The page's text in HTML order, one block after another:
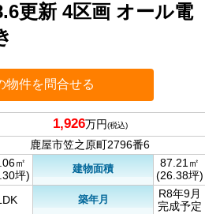
更新 4区画 オール電
物件を問合せる
1,926万円(税込)
鹿屋市笠之原町2796番6
㎡
坪)
建物面積
87.21㎡
(26.38坪)
築年月
R8年9月
完成予定